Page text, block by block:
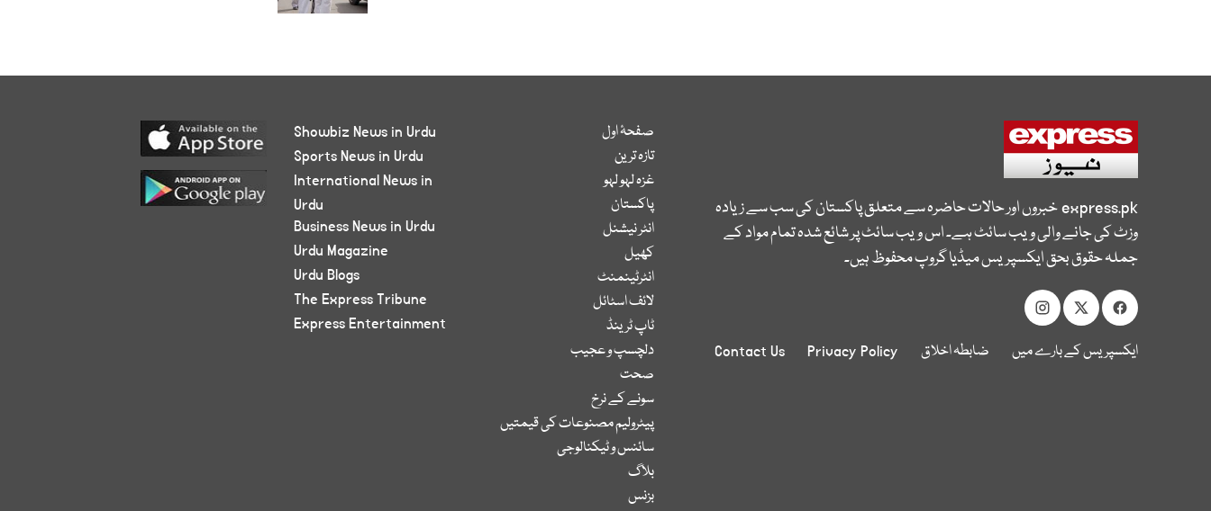
express.pkخبروں اور حالات حاضرہ سے متعلق پاکستان کی سب سے زیادہ
وزٹ کی جانے والی ویب سائٹ ہے۔ اس ویب سائٹ پر شائع شدہ تمام مواد کے
جملہ حقوق بحق ایکسپریس میڈیا گروپ محفوظ ہیں۔
ایکسپریس کے بارے میں ضابطہ اخلاق Privacy Policy
Contact Us
صفحۂ اول
تازہ ترین
غزہ لہو لہو
پاکستان
انٹر نیشنل
کھیل
انٹرٹینمنٹ
لائف اسٹائل
ٹاپ ٹرینڈ
دلچسپ و عجیب
صحت
سونے کے نرخ
پیٹرولیم مصنوعات کی قیمتیں
سائنس و ٹیکنالوجی
بلاگ
بزنس
Showbiz News in Urdu
Sports News in Urdu
International News in
Urdu
Business News in Urdu
Urdu Magazine
Urdu Blogs
The Express Tribune
Express Entertainment